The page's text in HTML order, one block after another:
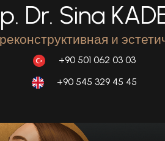
Dr. Sina
и
+90 501 062 03 03
+90 545 329 45 45